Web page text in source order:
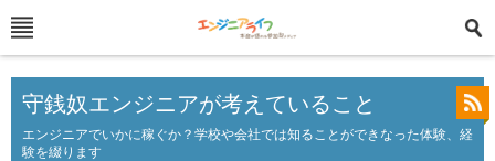
守銭奴エンジニアが考えていること
エンジニアでいかに稼ぐか？学校や会社では知ることができなった体験、経
験を綴ります